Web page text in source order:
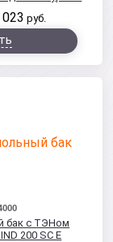
руб.
бак с ТЭНом
200 SC E